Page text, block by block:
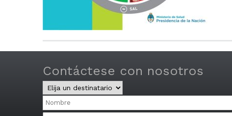
Contáctese con nosotros
Central
y
Distritos
Nombre